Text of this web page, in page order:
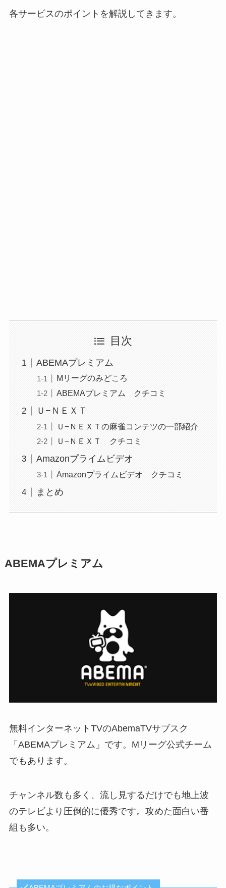
各サービスのポイントを解説してきます。
目次
ABEMAプレミアム
Mリーグのみどころ
ABEMAプレミアム クチコミ
Ｕ−ＮＥＸＴ
Ｕ−ＮＥＸＴの麻雀コンテツの一部紹介
Ｕ−ＮＥＸＴ クチコミ
Amazonプライムビデオ
Amazonプライムビデオ クチコミ
まとめ
ABEMAプレミアム
無料インターネットTVのAbemaTVサブスク
「ABEMAプレミアム」です。Mリーグ公式チーム
でもあります。
チャンネル数も多く、流し見するだけでも地上波
のテレビより圧倒的に優秀です。攻めた面白い番
組も多い。